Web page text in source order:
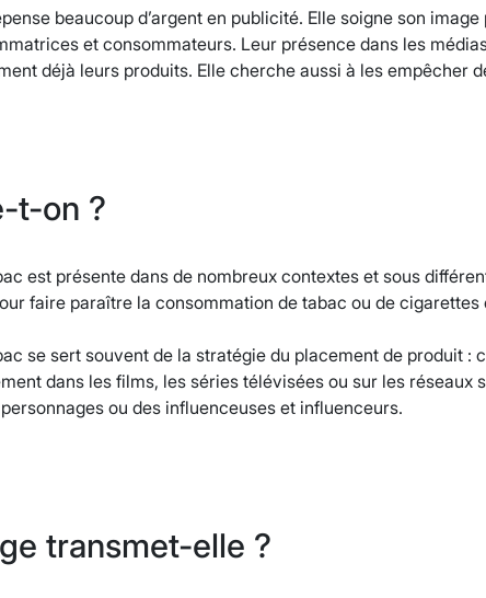
beaucoup d’argent en publicité. Elle soigne son
et consommateurs. Leur présence dans les
déjà leurs produits. Elle cherche aussi à les empêcher
t-on ?
est présente dans de nombreux contextes et sous
faire paraître la consommation de tabac ou de
se sert souvent de la stratégie du placement de produit :
dans les films, les séries télévisées ou sur les réseaux
ou des influenceuses et influenceurs.
transmet-elle ?